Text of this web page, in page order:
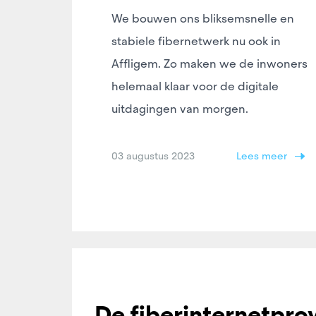
We bouwen ons bliksemsnelle en
stabiele fibernetwerk nu ook in
Affligem. Zo maken we de inwoners
helemaal klaar voor de digitale
uitdagingen van morgen.
03 augustus 2023 Lees meer